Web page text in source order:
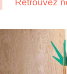
Retrouvez